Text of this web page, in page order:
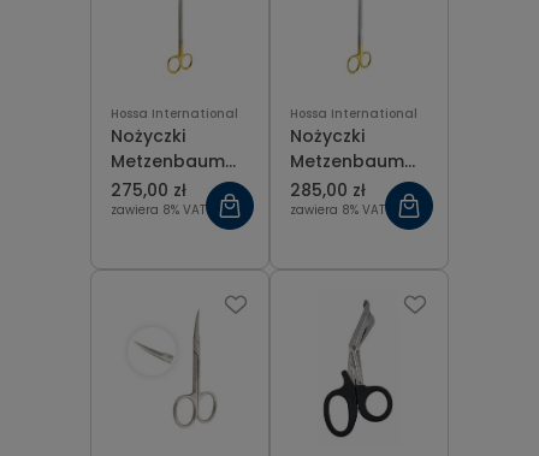
Hossa International
Nożyczki
Metzenbaum
T.C. Gold
zagięte 26 cm
275,00 zł
zawiera 8% VAT
Hossa International
Nożyczki
Metzenbaum
T.C. Gold
zagięte 28 cm
285,00 zł
zawiera 8% VAT